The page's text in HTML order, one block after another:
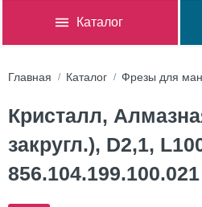
Каталог
Главная Каталог Фрезы для
Кристалл,
закругл.), D2,1,
856.104.199.100.021